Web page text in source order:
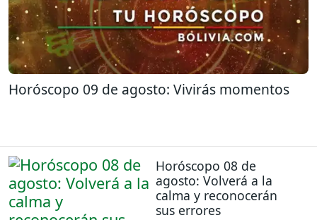
Horóscopo 09 de agosto: Vivirás momentos
Horóscopo 08 de
agosto: Volverá a la
calma y reconocerán
sus errores